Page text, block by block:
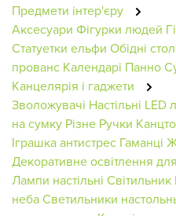
Предмети інтер'єру
Аксесуари Фігурки людей
Статуетки ельфи Обідні
прованс Календарі Панно
Канцелярія і гаджети
Зволожувачі Настільні LED
на сумку Різне Ручки
Іграшка антистрес Гаманці
Декоративне освітлення
Лампи настільні Світильник
небаСветильники